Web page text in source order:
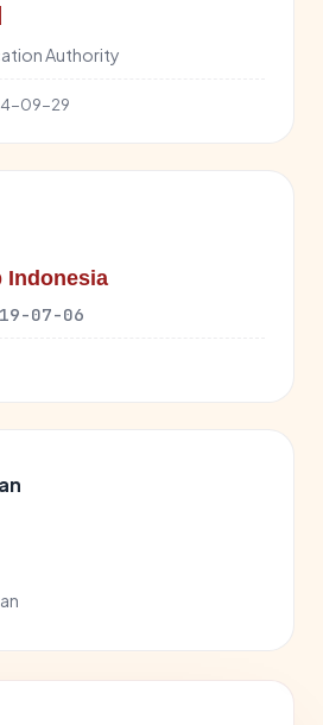
Authority
09-29
Indonesia
07-06